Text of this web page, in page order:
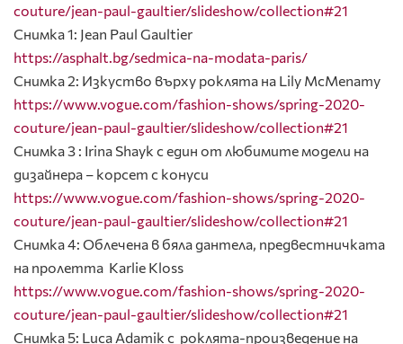
couture/jean-paul-gaultier/slideshow/collection#21
Снимка 1: Jean Paul Gaultier
https://asphalt.bg/sedmica-na-modata-paris/
Снимка 2: Изкуство върху роклята на Lily McMenamy
https://www.vogue.com/fashion-shows/spring-2020-
couture/jean-paul-gaultier/slideshow/collection#21
Снимка 3 : Irina Shayk с един от любимите модели на
дизайнера – корсет с конуси
https://www.vogue.com/fashion-shows/spring-2020-
couture/jean-paul-gaultier/slideshow/collection#21
Снимка 4: Облечена в бяла дантела, предвестничката
на пролетта Karlie Kloss
https://www.vogue.com/fashion-shows/spring-2020-
couture/jean-paul-gaultier/slideshow/collection#21
Снимка 5: Luca Adamik с роклята-произведение на